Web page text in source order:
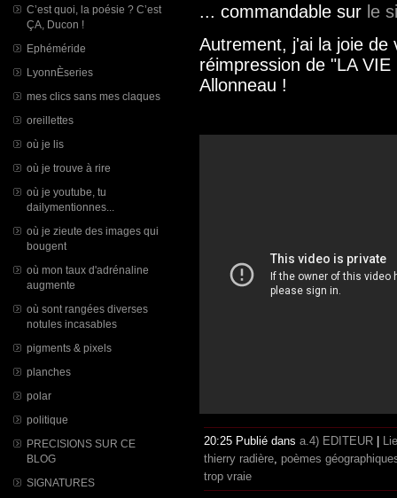
C’est quoi, la poésie ? C’est
ÇA, Ducon !
Ephéméride
LyonnÈseries
mes clics sans mes claques
oreillettes
où je lis
où je trouve à rire
où je youtube, tu
dailymentionnes...
où je zieute des images qui
bougent
où mon taux d'adrénaline
augmente
où sont rangées diverses
notules incasables
pigments & pixels
planches
polar
politique
PRECISIONS SUR CE
BLOG
SIGNATURES
... commandable sur le
Autrement, j'ai la joie de
réimpression de "LA
Allonneau !
20:25 Publié dans a.4) EDITEUR
thierry radière, poèmes
trop vraie